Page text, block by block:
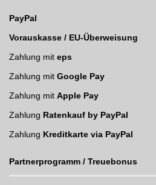
PayPal
Vorauskasse / EU-Überweisung
Zahlung mit eps
Zahlung mit Google Pay
Zahlung mit Apple Pay
Zahlung Ratenkauf by PayPal
Zahlung Kreditkarte via PayPal
Partnerprogramm / Treuebonus